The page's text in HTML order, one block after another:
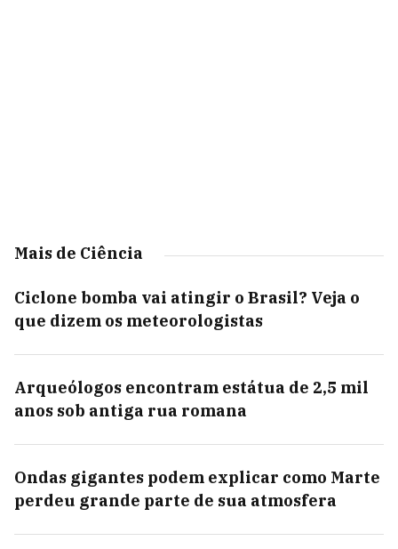
Mais de Ciência
Ciclone bomba vai atingir o Brasil? Veja o
que dizem os meteorologistas
Arqueólogos encontram estátua de 2,5 mil
anos sob antiga rua romana
Ondas gigantes podem explicar como Marte
perdeu grande parte de sua atmosfera